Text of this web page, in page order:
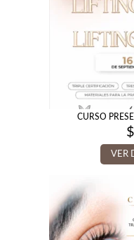
CURSO
$
VER